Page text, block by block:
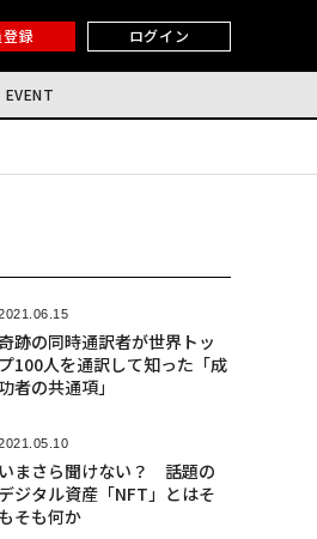
録 ログイン
EVENT
跡の同時通訳者が世界トッ
プ100人を通訳して知った「成
者の共通項」
いまさら聞けない？ 話題の
デジタル資産「NFT」とはそ
もそも何か